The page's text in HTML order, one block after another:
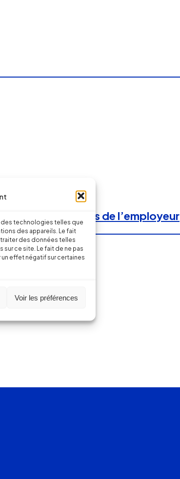
des technologies telles que
des appareils. Le fait
des données telles
ce site. Le fait de ne pas
effet négatif sur certaines
Voir les préférences
rupture aux torts de l’employeur